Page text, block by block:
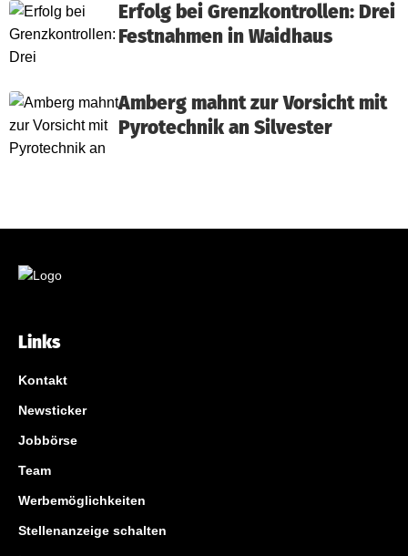
Erfolg bei Grenzkontrollen: Drei
Festnahmen in Waidhaus
Amberg mahnt zur Vorsicht mit
Pyrotechnik an Silvester
Links
Kontakt
Newsticker
Jobbörse
Team
Werbemöglichkeiten
Stellenanzeige schalten